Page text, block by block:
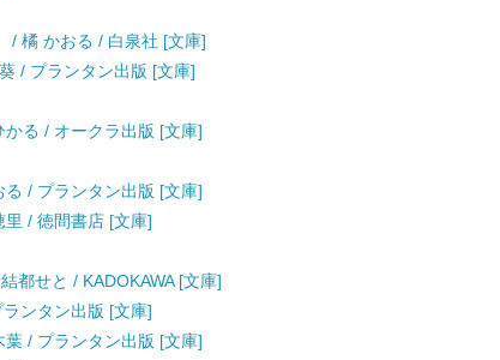
/ 橘 かおる / 白泉社 [文庫]
/ プランタン出版 [文庫]
る / オークラ出版 [文庫]
/ プランタン出版 [文庫]
/ 徳間書店 [文庫]
都せと / KADOKAWA [文庫]
ンタン出版 [文庫]
/ プランタン出版 [文庫]